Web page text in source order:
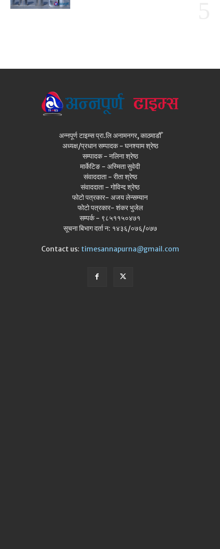
अन्नपूर्ण टाइम्स प्रा.लि अनामनगर, काठमाडौँ
अध्यक्ष/प्रधान सम्पादक - घनश्याम श्रेष्ठ
सम्पादक - नलिना श्रेष्ठ
मार्केटिङ - अस्मिता सुवेदी
संवाददाता - रीता श्रेष्ठ
संवाददाता - गोविन्द श्रेष्ठ
फोटो पत्रकार- अजय लेन्सम्यान
फोटो पत्रकार- शंकर भुजेल
सम्पर्क - ९८५११५०४७१
सूचना बिभाग दर्ता न: १४३६/०७६/०७७
Contact us: timesannapurna@gmail.com